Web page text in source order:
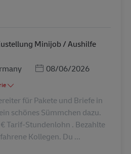
Minijob / Aushilfe
Posted Date
08/06/2026
für Pakete und Briefe in
schönes Sümmchen dazu.
Tarif-Stundenlohn . Bezahlte
Kollegen. Du ...